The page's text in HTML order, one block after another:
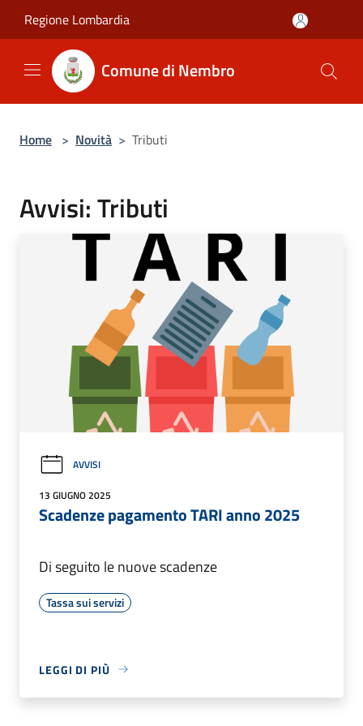
Regione Lombardia
Comune di Nembro
Home > Novità > Tributi
Avvisi: Tributi
AVVISI
13 GIUGNO 2025
Scadenze pagamento TARI anno 2025
Di seguito le nuove scadenze
Tassa sui servizi
LEGGI DI PIÙ